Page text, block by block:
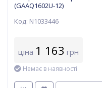
(GAAQ1602U-12)
Код: N1033446
ціна 1 163 грн
Немає в наявності